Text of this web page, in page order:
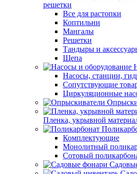
решетки
Все для растопки
Коптильни
Мангалы
Решетки
Тандыры и
Щепа
Насосы, станции,
Сопутствующие
Циркуляционные
Пленка, укрывной
Комплектующие
Монолитный
Сотовый